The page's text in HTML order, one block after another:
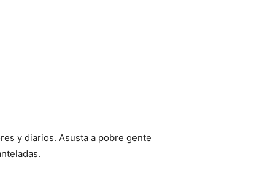
y diarios. Asusta a pobre gente